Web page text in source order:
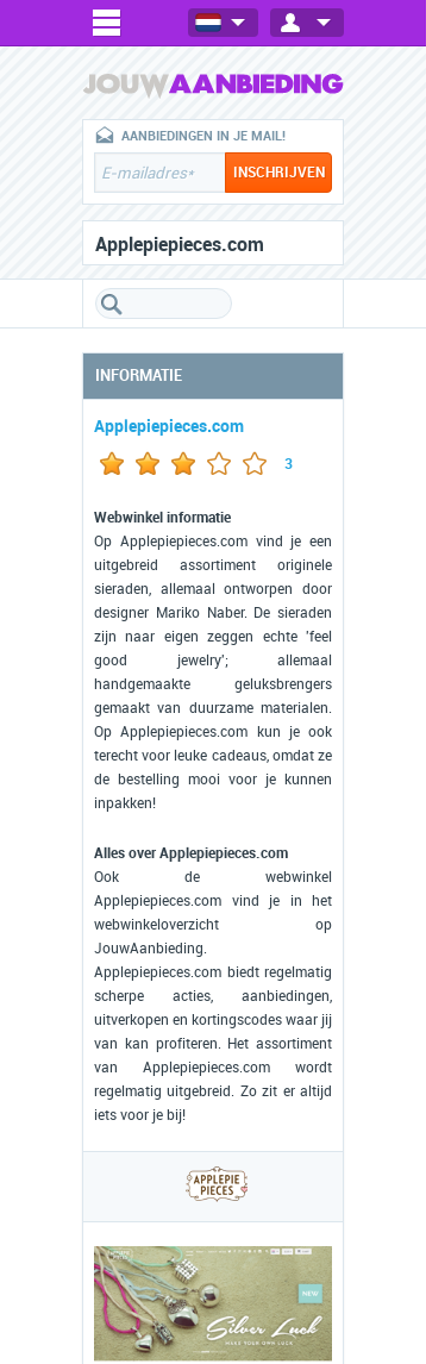
AANBIEDINGEN IN JE MAIL!
Applepiepieces.com
INFORMATIE
Applepiepieces.com
3
Webwinkel informatie
Op Applepiepieces.com vind je een
uitgebreid assortiment originele
sieraden, allemaal ontworpen door
designer Mariko Naber. De sieraden
zijn naar eigen zeggen echte 'feel
good jewelry'; allemaal
handgemaakte geluksbrengers
gemaakt van duurzame materialen.
Op Applepiepieces.com kun je ook
terecht voor leuke cadeaus, omdat ze
de bestelling mooi voor je kunnen
inpakken!
Alles over Applepiepieces.com
Ook de webwinkel
Applepiepieces.com vind je in het
webwinkeloverzicht op
JouwAanbieding.
Applepiepieces.com biedt regelmatig
scherpe acties, aanbiedingen,
uitverkopen en kortingscodes waar jij
van kan profiteren. Het assortiment
van Applepiepieces.com wordt
regelmatig uitgebreid. Zo zit er altijd
iets voor je bij!